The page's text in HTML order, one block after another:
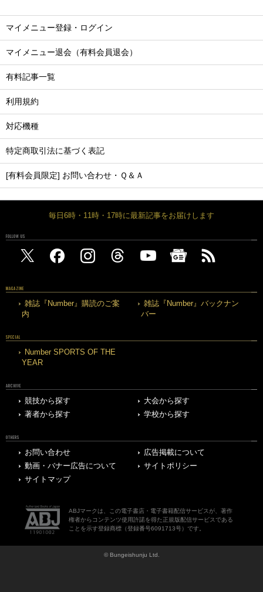
マイメニュー登録・ログイン
マイメニュー退会（有料会員退会）
有料記事一覧
利用規約
対応機種
特定商取引法に基づく表記
[有料会員限定] お問い合わせ・Ｑ＆Ａ
毎日6時・11時・17時に最新記事をお届けします
FOLLOW US
MAGAZINE
雑誌『Number』購読のご案
内
雑誌『Number』バックナン
バー
SPECIAL
Number SPORTS OF THE
YEAR
ARCHIVE
競技から探す
大会から探す
著者から探す
学校から探す
OTHERS
お問い合わせ
広告掲載について
動画・バナー広告について
サイトポリシー
サイトマップ
ABJマークは、この電子書店・電子書籍配信サービスが、著作
権者からコンテンツ使用許諾を得た正規版配信サービスである
ことを示す登録商標（登録番号6091713号）です。
© Bungeishunju Ltd.